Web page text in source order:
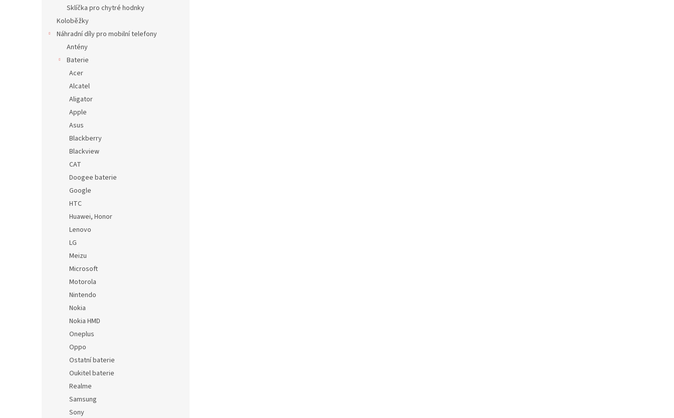
Sklíčka pro chytré hodnky
Koloběžky
Náhradní díly pro mobilní telefony
Antény
Baterie
Acer
Alcatel
Aligator
Apple
Asus
Blackberry
Blackview
CAT
Doogee baterie
Google
HTC
Huawei, Honor
Lenovo
LG
Meizu
Microsoft
Motorola
Nintendo
Nokia
Nokia HMD
Oneplus
Oppo
Ostatní baterie
Oukitel baterie
Realme
Samsung
Sony